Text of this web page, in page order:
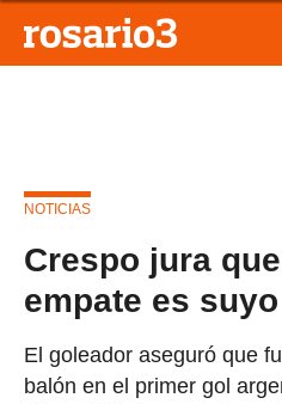
NOTICIAS
Crespo jura
empate es suyo
El goleador aseguró que
balón en el primer gol